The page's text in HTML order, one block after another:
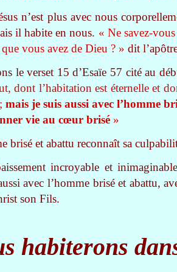
n’est plus avec nous
il habite en nous. « Ne savez-
vous avez de Dieu ? » dit
le verset 15 d’Esaïe 57 cité au
dont l’habitation est éternelle et
;mais je suis aussi avec l’homme
vie au cœur brisé »
brisé et abattu reconnaît sa
incroyable et
avec l’homme brisé et abattu,
son Fils.
habiterons